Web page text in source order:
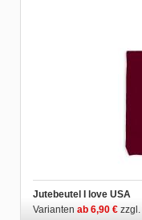
Jutebeutel I love USA
Varianten ab 6,90 € zzgl.